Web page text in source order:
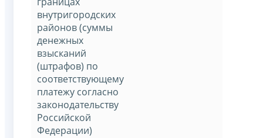
внутригородских
районов (суммы
денежных
взысканий
(штрафов) по
соответствующему
платежу согласно
законодательству
Российской
Федерации)